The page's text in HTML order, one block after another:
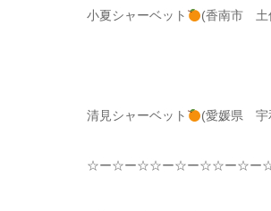
小夏シャーベット (香南市 土
清見シャーベット (愛媛県 宇
☆ー☆ー☆☆ー☆ー☆☆ー☆ー